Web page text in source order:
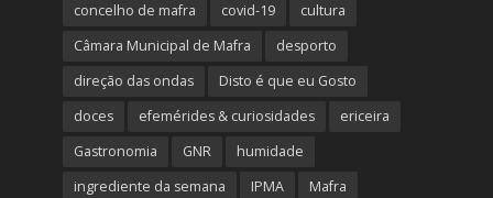
concelho de mafra
covid-19
cultura
Câmara Municipal de Mafra
desporto
direção das ondas
Disto é que eu Gosto
doces
efemérides & curiosidades
ericeira
Gastronomia
GNR
humidade
ingrediente da semana
IPMA
Mafra